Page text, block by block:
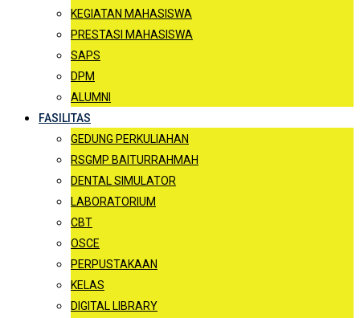
KEGIATAN MAHASISWA
PRESTASI MAHASISWA
SAPS
DPM
ALUMNI
FASILITAS
GEDUNG PERKULIAHAN
RSGMP BAITURRAHMAH
DENTAL SIMULATOR
LABORATORIUM
CBT
OSCE
PERPUSTAKAAN
KELAS
DIGITAL LIBRARY